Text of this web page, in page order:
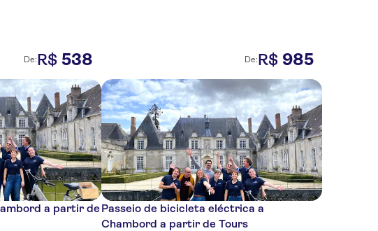
De:R$ 538 De:R$ 985
a partir dePasseio de bicicleta eléctrica a
Chambord a partir de Tours